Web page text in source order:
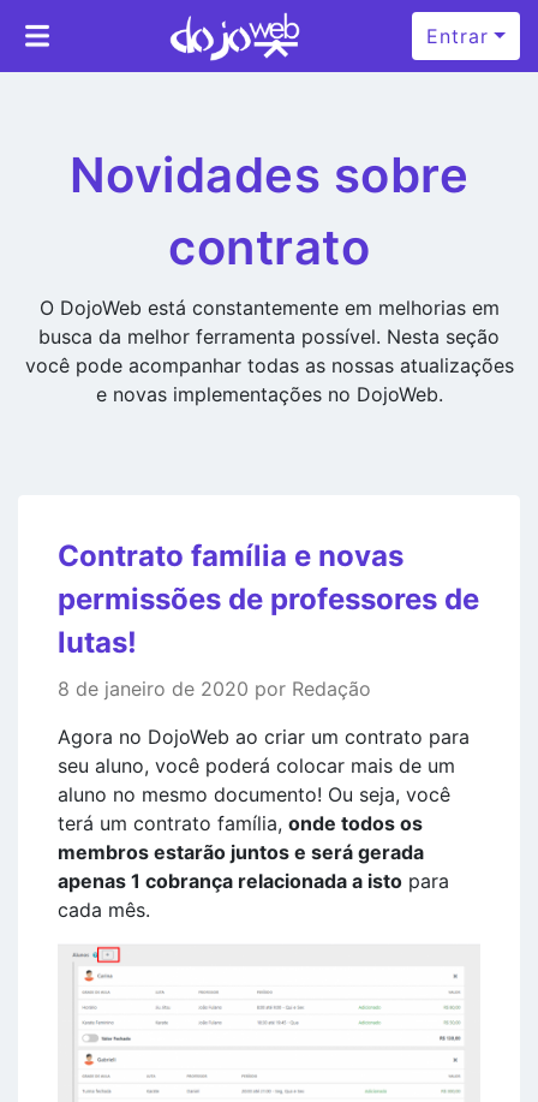
Entrar
Novidades sobre
contrato
O DojoWeb está constantemente em melhorias em
busca da melhor ferramenta possível. Nesta seção
você pode acompanhar todas as nossas atualizações
e novas implementações no DojoWeb.
Contrato família e novas
permissões de professores de
lutas!
8 de janeiro de 2020 por Redação
Agora no DojoWeb ao criar um contrato para
seu aluno, você poderá colocar mais de um
aluno no mesmo documento! Ou seja, você
terá um contrato família, onde todos os
membros estarão juntos e será gerada
apenas 1 cobrança relacionada a isto para
cada mês.